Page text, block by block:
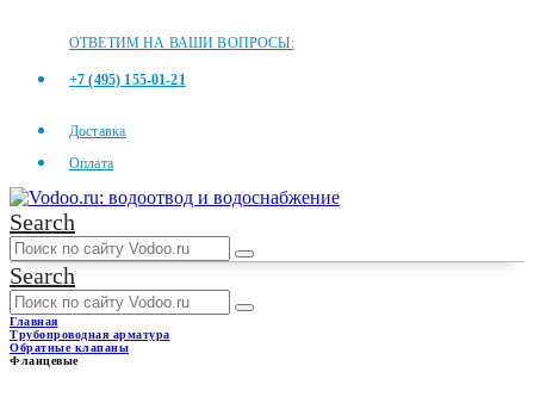
ОТВЕТИМ НА ВАШИ ВОПРОСЫ:
+7 (495) 155-01-21
Доставка
Оплата
Search
Search
Главная
Трубопроводная арматура
Обратные клапаны
Фланцевые